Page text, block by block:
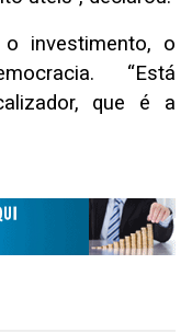
investimento, o
“Está
que é a